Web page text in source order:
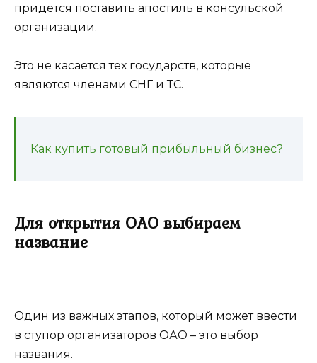
придется поставить апостиль в консульской
организации.
Это не касается тех государств, которые
являются членами СНГ и ТС.
Как купить готовый прибыльный бизнес?
Для открытия ОАО выбираем
название
Один из важных этапов, который может ввести
в ступор организаторов ОАО – это выбор
названия.